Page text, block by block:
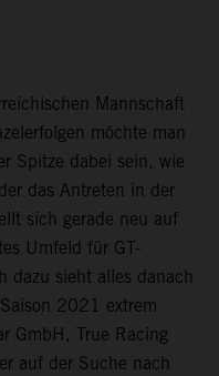
Mannschaft
möchte man
Spitze dabei sein, wie
das Antreten in der
sich gerade neu auf
Umfeld für GT-
dazu sieht alles danach
2021 extrem
GmbH, True Racing
auf der Suche nach